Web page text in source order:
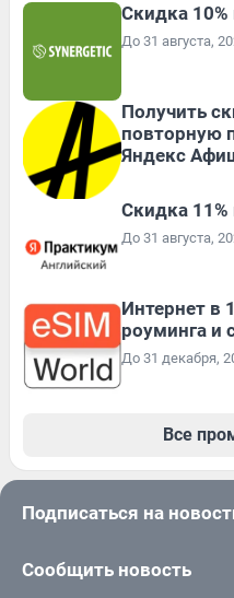
Скидка 10%
До 31 августа,
Получить
повторную
Яндекс
Скидка 11%
До 31 августа,
Интернет в
роуминга и
До 31 декабря,
Все
Подписаться на
Сообщить новость